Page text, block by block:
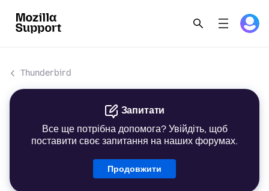
Thunderbird
Запитати
Все ще потрібна допомога? Увійдіть, щоб
поставити своє запитання на наших форумах.
Продовжити